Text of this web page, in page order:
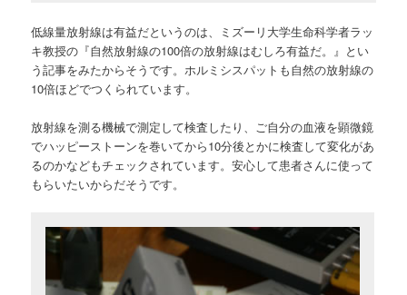
低線量放射線は有益だというのは、ミズーリ大学生命科学者ラッ
キ教授の『自然放射線の100倍の放射線はむしろ有益だ。』とい
う記事をみたからそうです。ホルミシスパットも自然の放射線の
10倍ほどでつくられています。
放射線を測る機械で測定して検査したり、ご自分の血液を顕微鏡
でハッピーストーンを巻いてから10分後とかに検査して変化があ
るのかなどもチェックされています。安心して患者さんに使って
もらいたいからだそうです。